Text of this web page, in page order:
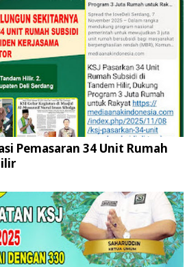
Pemasaran 34 Unit Rumah